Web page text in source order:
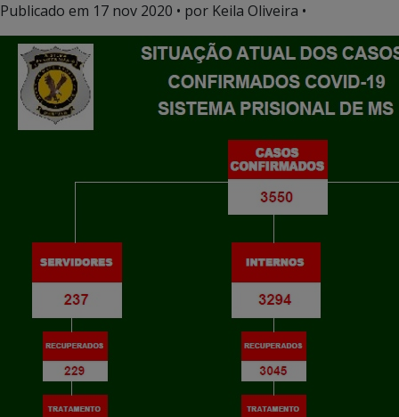
Publicado em 17 nov 2020 • por Keila Oliveira •